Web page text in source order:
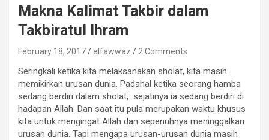
Makna Kalimat Takbir dalam
Takbiratul Ihram
February 18, 2017 elfawwaz 2 Comments
Seringkali ketika kita melaksanakan sholat, kita masih
memikirkan urusan dunia. Padahal ketika seorang hamba
sedang berdiri dalam sholat, sejatinya ia sedang berdiri di
hadapan Allah. Dan saat itu pula merupakan waktu khusus
kita untuk mengingat Allah dan sepenuhnya meninggalkan
urusan dunia. Tapi mengapa urusan-urusan dunia masih